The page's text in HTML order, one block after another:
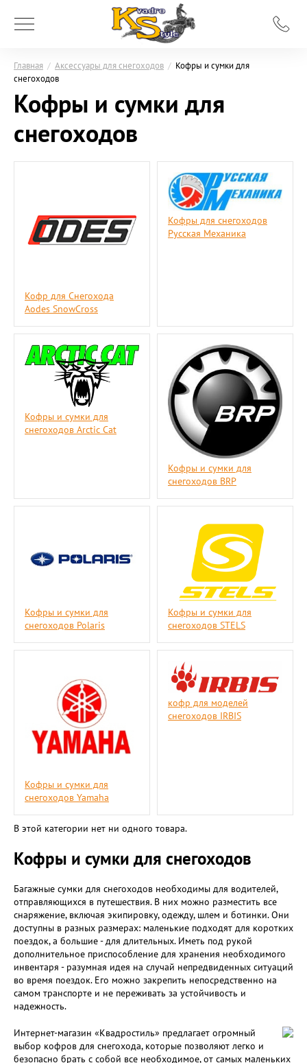
Главная / Аксессуары для снегоходов / Кофры и сумки для
снегоходов
Кофры и сумки для
снегоходов
Кофр для Снегохода
Aodes SnowCross
Кофры для снегоходов
Русская Механика
Кофры и сумки для
снегоходов Arctic Cat
Кофры и сумки для
снегоходов BRP
Кофры и сумки для
снегоходов Polaris
Кофры и сумки для
снегоходов STELS
Кофры и сумки для
снегоходов Yamaha
кофр для моделей
снегоходов IRBIS
В этой категории нет ни одного товара.
Кофры и сумки для снегоходов
Багажные сумки для снегоходов необходимы для водителей,
отправляющихся в путешествия. В них можно разместить все
снаряжение, включая экипировку, одежду, шлем и ботинки. Они
доступны в разных размерах: маленькие подходят для коротких
поездок, а большие - для длительных. Иметь под рукой
дополнительное приспособление для хранения необходимого
инвентаря - разумная идея на случай непредвиденных ситуаций
во время поездок. Его можно закрепить непосредственно на
самом транспорте и не переживать за устойчивость и
надежность.
Интернет-магазин «Квадростиль» предлагает огромный
выбор кофров для снегохода, которые позволяют легко и
безопасно брать с собой все необходимое, от самых маленьких